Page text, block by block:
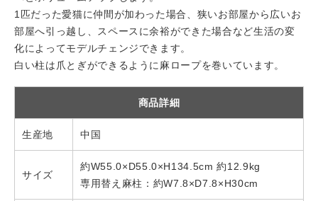
1匹だった愛猫に仲間が加わった場合、狭いお部屋から広いお
部屋へ引っ越し、スペースに余裕ができた場合など生活の変
化によってモデルチェンジできます。
白い柱は爪とぎができるように麻ロープを巻いています。
商品詳細
生産地 中国
サイズ
約W55.0×D55.0×H134.5cm 約12.9kg
専用替え麻柱：約W7.8×D7.8×H30cm